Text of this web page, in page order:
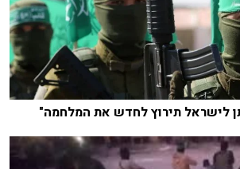
לישראל תירוץ לחדש את המלחמה"